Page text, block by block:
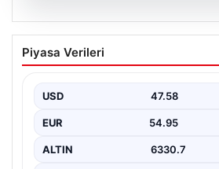
Bolu’da Vahşet: Yavru
İğrenç Olay Kameralara
günlerde meydana gelen korkutucu
sakinleri derinden sarstı. Elektrikli…
Piyasa Verileri
USD 47.58
EUR 54.95
ALTIN 6330.7